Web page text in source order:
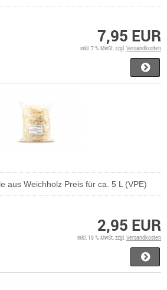
7,95 EUR
inkl. 7 % MwSt. zzgl. Versandkosten
aus Weichholz Preis für ca. 5 L (VPE)
2,95 EUR
inkl. 19 % MwSt. zzgl.Versandkosten